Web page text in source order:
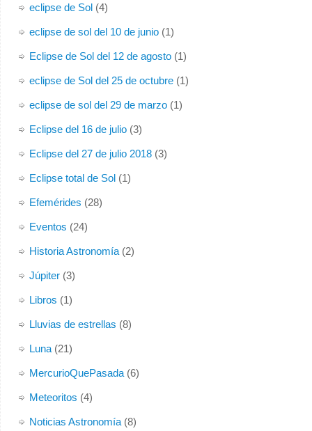
eclipse de Sol(4)
eclipse de sol del 10 de junio(1)
Eclipse de Sol del 12 de agosto(1)
eclipse de Sol del 25 de octubre(1)
eclipse de sol del 29 de marzo(1)
Eclipse del 16 de julio(3)
Eclipse del 27 de julio 2018(3)
Eclipse total de Sol(1)
Efemérides (28)
Eventos (24)
Historia Astronomía(2)
Júpiter(3)
Libros (1)
Lluvias de estrellas (8)
Luna(21)
MercurioQuePasada(6)
Meteoritos (4)
Noticias Astronomía(8)